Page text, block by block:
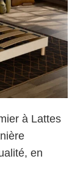
à Lattes
en